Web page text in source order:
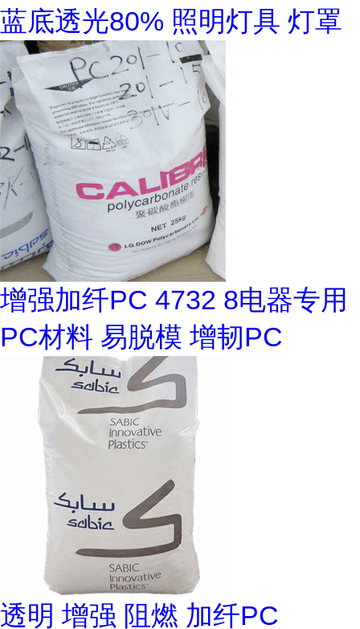
蓝底透光80% 照明灯具 灯罩
增强加纤PC 4732 8电器专用
PC材料 易脱模 增韧PC
透明 增强 阻燃 加纤PC